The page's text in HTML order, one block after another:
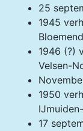
25
1945
1946 (?)
Velsen-
1950
17